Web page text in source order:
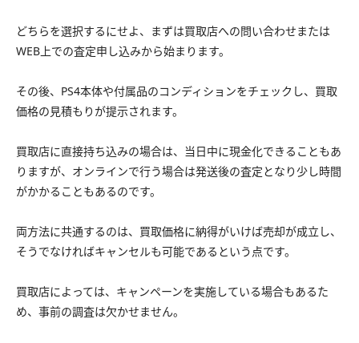
どちらを選択するにせよ、まずは買取店への問い合わせまたは
WEB上での査定申し込みから始まります。
その後、PS4本体や付属品のコンディションをチェックし、買取
価格の見積もりが提示されます。
買取店に直接持ち込みの場合は、当日中に現金化できることもあ
りますが、オンラインで行う場合は発送後の査定となり少し時間
がかかることもあるのです。
両方法に共通するのは、買取価格に納得がいけば売却が成立し、
そうでなければキャンセルも可能であるという点です。
買取店によっては、キャンペーンを実施している場合もあるた
め、事前の調査は欠かせません。